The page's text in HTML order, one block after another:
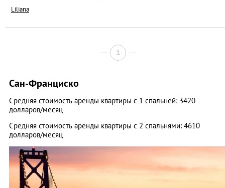
Liliana
1
Сан-Франциско
Средняя стоимость аренды квартиры с 1 спальней: 3420
долларов/месяц
Средняя стоимость аренды квартиры с 2 спальнями: 4610
долларов/месяц